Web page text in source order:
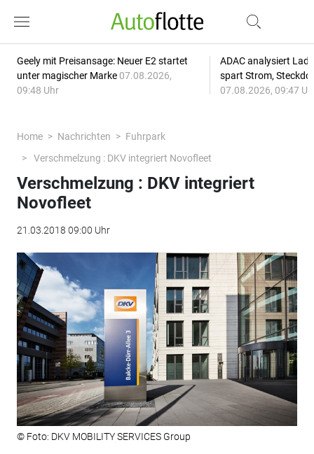
Geely mit Preisansage: Neuer E2 startet
unter magischer Marke 07.08.2026,
09:48 Uhr
ADAC analysiert
spart Strom,
07.08.2026, 09:47
Home Nachrichten
Fuhrpark
Verschmelzung : DKV integriert Novofleet
Verschmelzung : DKV integriert
Novofleet
21.03.2018 09:00 Uhr
© Foto: DKV MOBILITY SERVICES Group